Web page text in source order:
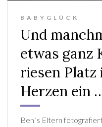
BABYGLÜCK
Und
etwas ganz
riesen Platz
Herzen ein
Ben´s Eltern